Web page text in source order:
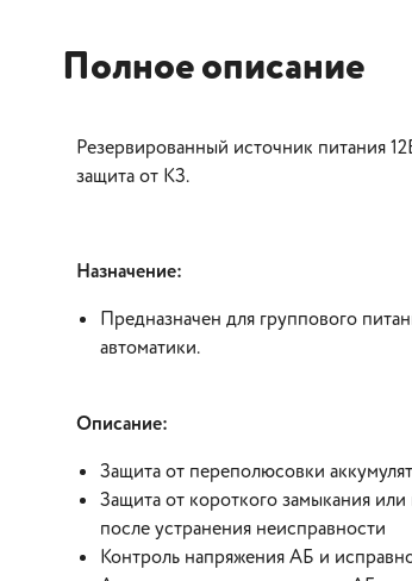
Полное описание
Резервированный источник питания
защита от КЗ.
Назначение:
Предназначен для группового
автоматики.
Описание:
Защита от переполюсовки
Защита от короткого замыкания
после устранения неисправности
Контроль напряжения АБ и